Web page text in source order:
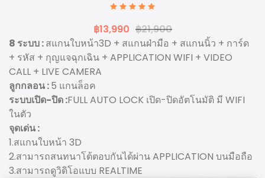
฿13,990 ฿21,900
8 ระบบ :สแกนใบหน้า3D + สแกนฝ่ามือ + สแกนนิ้ว + การ์ด
+ รหัส + กุญแจฉุกเฉิน + APPLICATION WIFI + VIDEO
CALL + LIVE CAMERA
ลูกกลอน :5 แกนล็อค
ระบบเปิด-ปิด :FULL AUTO LOCK เปิด-ปิดอัตโนมัติ มี WIFI
ในตัว
จุดเด่น :
1.สแกนใบหน้า 3D
2.สามารถสนทนาโต้ตอบกันได้ผ่าน APPLICATION บนมือถือ
3.สามารถดูวิดิโอแบบ REALTIME